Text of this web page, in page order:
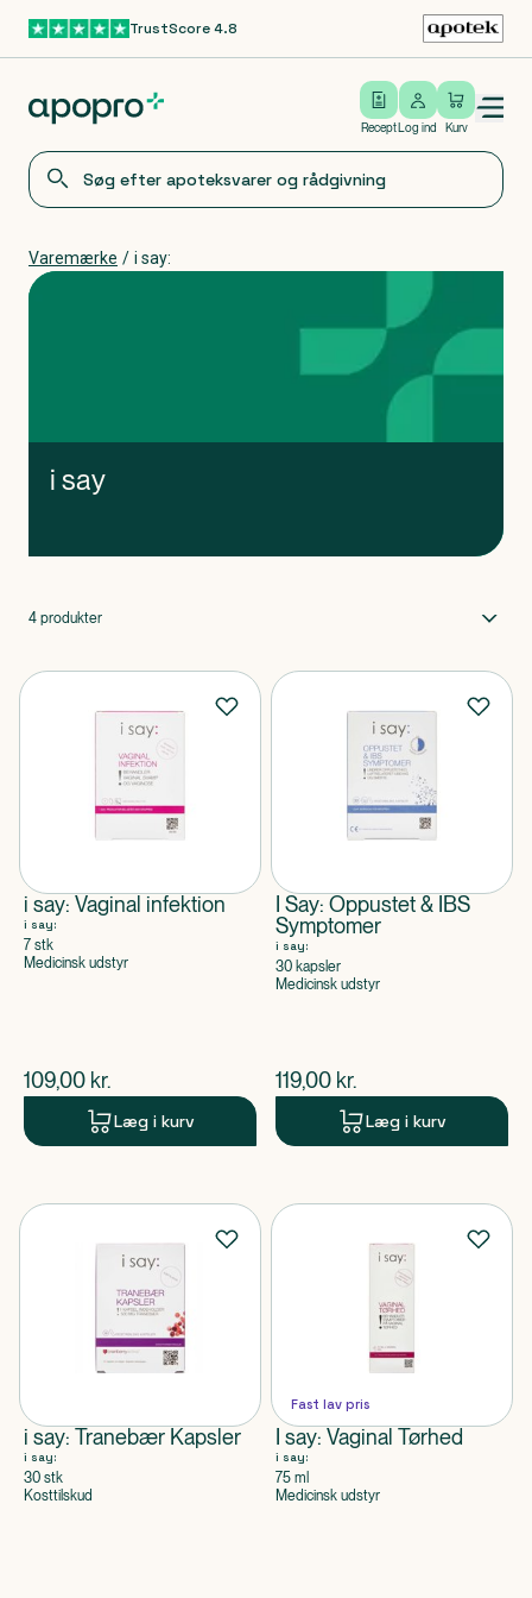
Gå til hovedindholdTrustScore 4.8
Recept
Log ind
Log ind Kurv
Open/close menu
Varemærke / i say:
i say
4 produkter
i say: Vaginal infektion
i say:
7 stk
Medicinsk udstyr
$nuværende pris
109,00 kr.
Læg i kurv
I Say: Oppustet & IBS
Symptomer
i say:
30 kapsler
Medicinsk udstyr
$nuværende pris
119,00 kr.
Læg i kurv
i say: Tranebær Kapsler
i say:
30 stk
Kosttilskud
Fast lav pris
I say: Vaginal Tørhed
i say:
75 ml
Medicinsk udstyr